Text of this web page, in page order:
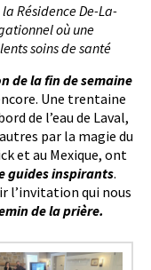
Résidence De-La-
où une
soins de santé
de la fin de semaine
Une trentaine
de l’eau de Laval,
par la magie du
et au Mexique, ont
guides inspirants.
l’invitation qui nous
de la prière.